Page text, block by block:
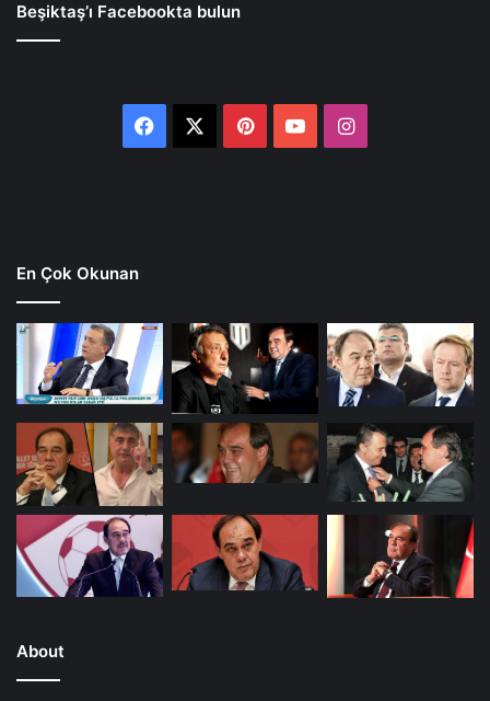
Beşiktaş’ı Facebookta bulun
Facebook PinterestYouTubeInstagram
En Çok Okunan
About